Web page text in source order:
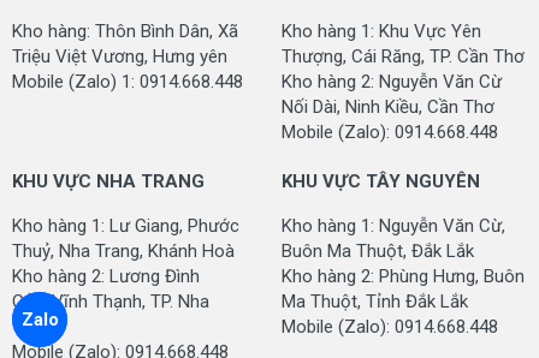
Kho hàng: Thôn Bình Dân, Xã
Triệu Việt Vương, Hưng yên
Mobile (Zalo) 1: 0914.668.448
Kho hàng 1: Khu Vực Yên
Thượng, Cái Răng, TP. Cần Thơ
Kho hàng 2: Nguyễn Văn Cừ
Nối Dài, Ninh Kiều, Cần Thơ
Mobile (Zalo): 0914.668.448
KHU VỰC NHA TRANG
Kho hàng 1: Lư Giang, Phước
Thuỷ, Nha Trang, Khánh Hoà
Kho hàng 2: Lương Đình
Của, Vĩnh Thạnh, TP. Nha
Trang
Mobile (Zalo): 0914.668.448
KHU VỰC TÂY NGUYÊN
Kho hàng 1: Nguyễn Văn Cừ,
Buôn Ma Thuột, Đắk Lắk
Kho hàng 2: Phùng Hưng, Buôn
Ma Thuột, Tỉnh Đắk Lắk
Mobile (Zalo): 0914.668.448
Zalo